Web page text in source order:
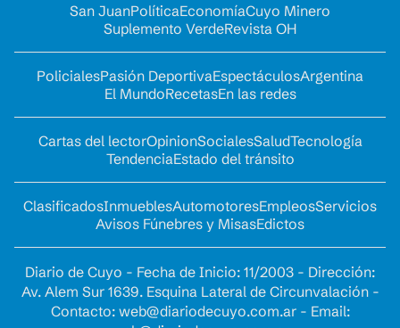
San JuanPolíticaEconomíaCuyo Minero
Suplemento VerdeRevista OH
PolicialesPasión DeportivaEspectáculosArgentina
El MundoRecetasEn las redes
Cartas del lectorOpinionSocialesSaludTecnología
TendenciaEstado del tránsito
ClasificadosInmueblesAutomotoresEmpleosServicios
Avisos Fúnebres y MisasEdictos
Diario de Cuyo - Fecha de Inicio: 11/2003 - Dirección:
Av. Alem Sur 1639. Esquina Lateral de Circunvalación -
Contacto: web@diariodecuyo.com.ar- Email: